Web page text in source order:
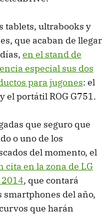
tablets, ultrabooks y
que acaban de llegar
en el stand de
especial sus dos
para jugones: el
el portátil ROG G751.
que seguro que
o uno de los
del momento, el
cita en la zona de LG
, que contará
smartphones del año,
que harán